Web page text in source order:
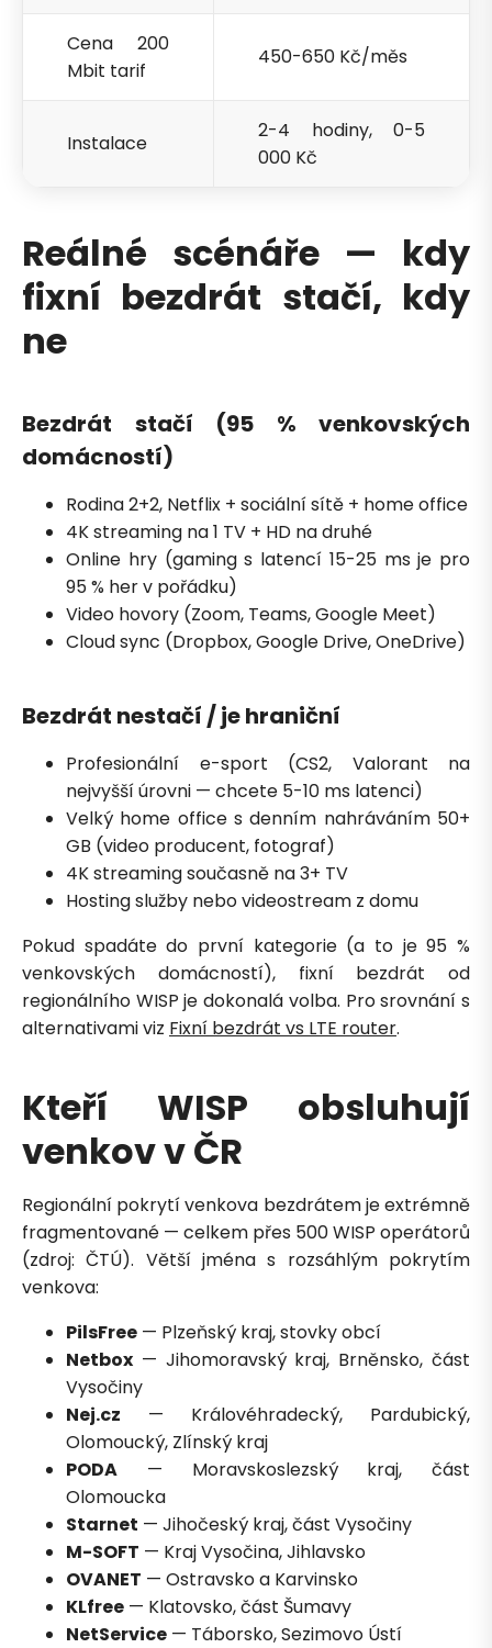
Cena 200
Mbit tarif
450-650 Kč/měs
Instalace
2-4 hodiny, 0-5
000 Kč
Reálné scénáře — kdy
fixní bezdrát stačí, kdy
ne
Bezdrát stačí (95 % venkovských
domácností)
Rodina 2+2, Netflix + sociální sítě + home office
4K streaming na 1 TV + HD na druhé
Online hry (gaming s latencí 15-25 ms je pro
95 % her v pořádku)
Video hovory (Zoom, Teams, Google Meet)
Cloud sync (Dropbox, Google Drive, OneDrive)
Bezdrát nestačí / je hraniční
Profesionální e-sport (CS2, Valorant na
nejvyšší úrovni — chcete 5-10 ms latenci)
Velký home office s denním nahráváním 50+
GB (video producent, fotograf)
4K streaming současně na 3+ TV
Hosting služby nebo videostream z domu
Pokud spadáte do první kategorie (a to je 95 %
venkovských domácností), fixní bezdrát od
regionálního WISP je dokonalá volba. Pro srovnání s
alternativami viz Fixní bezdrát vs LTE router.
Kteří WISP obsluhují
venkov v ČR
Regionální pokrytí venkova bezdrátem je extrémně
fragmentované — celkem přes 500 WISP operátorů
(zdroj: ČTÚ). Větší jména s rozsáhlým pokrytím
venkova:
PilsFree — Plzeňský kraj, stovky obcí
Netbox — Jihomoravský kraj, Brněnsko, část
Vysočiny
Nej.cz — Královéhradecký, Pardubický,
Olomoucký, Zlínský kraj
PODA — Moravskoslezský kraj, část
Olomoucka
Starnet — Jihočeský kraj, část Vysočiny
M-SOFT — Kraj Vysočina, Jihlavsko
OVANET — Ostravsko a Karvinsko
KLfree — Klatovsko, část Šumavy
NetService — Táborsko, Sezimovo Ústí